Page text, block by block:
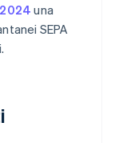
una
SEPA